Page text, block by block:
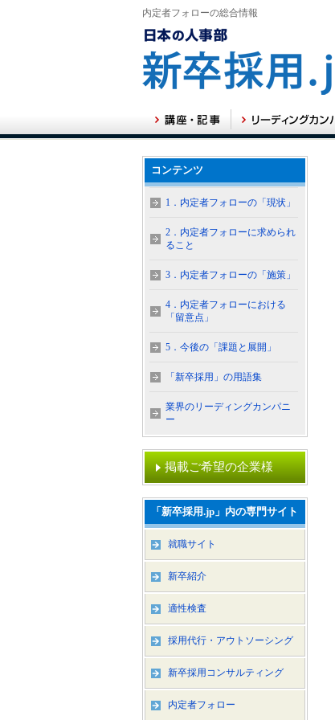
内定者フォローの総合情報
コンテンツ
1．内定者フォローの「現状」
2．内定者フォローに求められ
ること
3．内定者フォローの「施策」
4．内定者フォローにおける
「留意点」
5．今後の「課題と展開」
「新卒採用」の用語集
業界のリーディングカンパニ
ー
掲載ご希望の企業様
「新卒採用.jp」内の専門サイト
就職サイト
新卒紹介
適性検査
採用代行・アウトソーシング
新卒採用コンサルティング
内定者フォロー